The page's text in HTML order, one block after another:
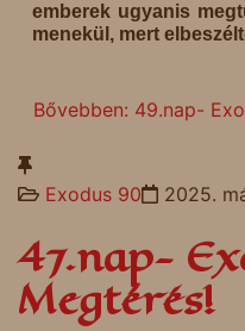
emberek ugyanis
menekül, mert
Bővebben: 49.nap-
Exodus 90 2025.
47.nap-
Megtérés!